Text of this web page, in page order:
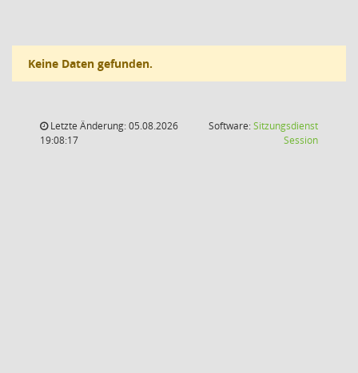
Keine Daten gefunden.
Letzte Änderung: 05.08.2026
19:08:17
Software:Sitzungsdienst
Session(Wird in